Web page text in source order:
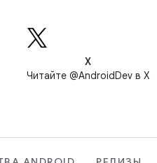
X
Читайте @AndroidDev в X